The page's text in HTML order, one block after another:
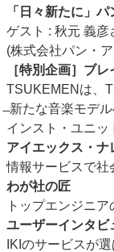
「日々新たに」
ゲスト : 秋元 義彦
(株式会社パン・
［特別企画］ブ
TSUKEMENは、
新たな音楽モデ
インスト・ユニッ
アイエックス・
情報サービスで社
わが社の匠
トップエンジニ
ユーザーインタビ
IKIのサービスが選